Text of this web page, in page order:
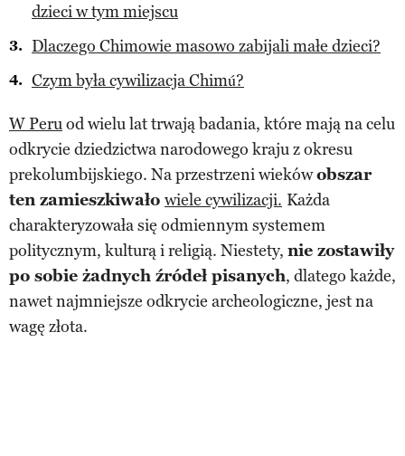
dzieci w tym miejscu
Dlaczego Chimowie masowo zabijali małe dzieci?
Czym była cywilizacja Chimú?
W Peruod wielu lat trwają badania, które mają na celu
odkrycie dziedzictwa narodowego kraju z okresu
prekolumbijskiego. Na przestrzeni wiekówobszar
ten zamieszkiwało wiele cywilizacji. Każda
charakteryzowała się odmiennym systemem
politycznym, kulturą i religią. Niestety, nie zostawiły
po sobie żadnych źródeł pisanych, dlatego każde,
nawet najmniejsze odkrycie archeologiczne, jest na
wagę złota.